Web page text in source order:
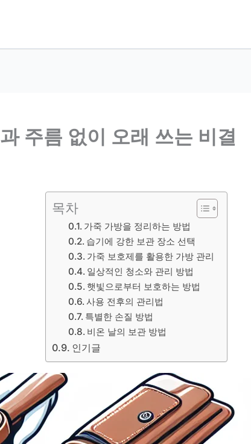
주름 없이 오래 쓰는 비결
목차
가죽 가방을 정리하는 방법
습기에 강한 보관 장소 선택
가죽 보호제를 활용한 가방 관리
일상적인 청소와 관리 방법
햇빛으로부터 보호하는 방법
사용 전후의 관리법
특별한 손질 방법
비온 날의 보관 방법
인기글